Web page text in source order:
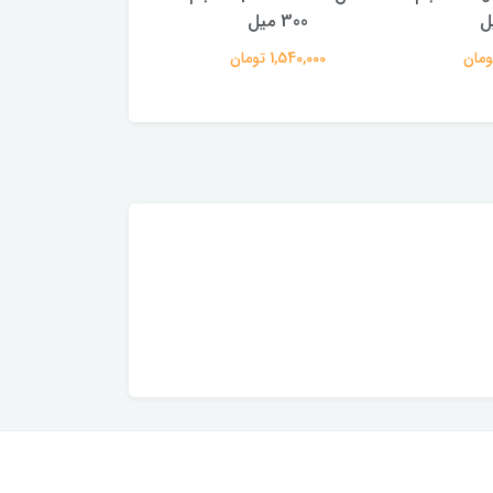
300 میل
1,540,000 تومان